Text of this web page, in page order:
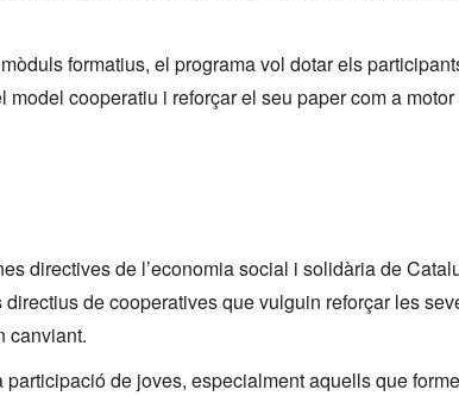
formatius, el programa vol dotar els
cooperatiu i reforçar el seu paper com a
directives de l’economia social i solidària de
de cooperatives que vulguin reforçar les
canviant.
de joves, especialment aquells que